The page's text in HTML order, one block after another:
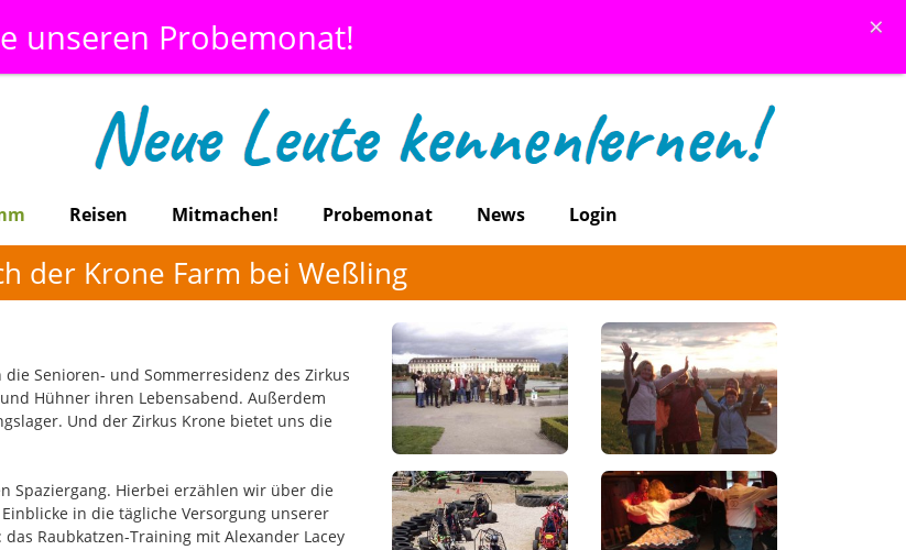
unseren Probemonat! ×
Reisen Mitmachen! Probemonat News Login
der Krone Farm bei Weßling
Senioren- und Sommerresidenz des Zirkus
Hühner ihren Lebensabend. Außerdem
Und der Zirkus Krone bietet uns die
Spaziergang. Hierbei erzählen wir über die
in die tägliche Versorgung unserer
Raubkatzen-Training mit Alexander Lacey